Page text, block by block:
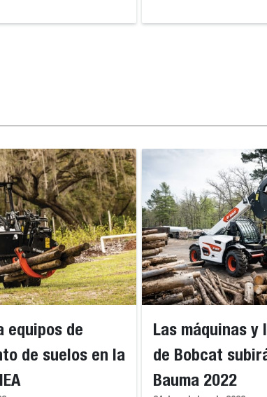
equipos de
de suelos en la
Las máquinas
de Bobcat
Bauma 2022